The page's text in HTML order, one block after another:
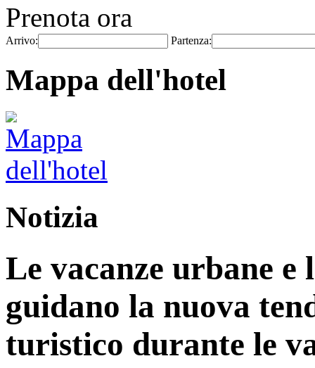
Prenota ora
Arrivo: Partenza:
Mappa dell'hotel
Notizia
Le vacanze urbane
guidano la nuova
turistico durante le